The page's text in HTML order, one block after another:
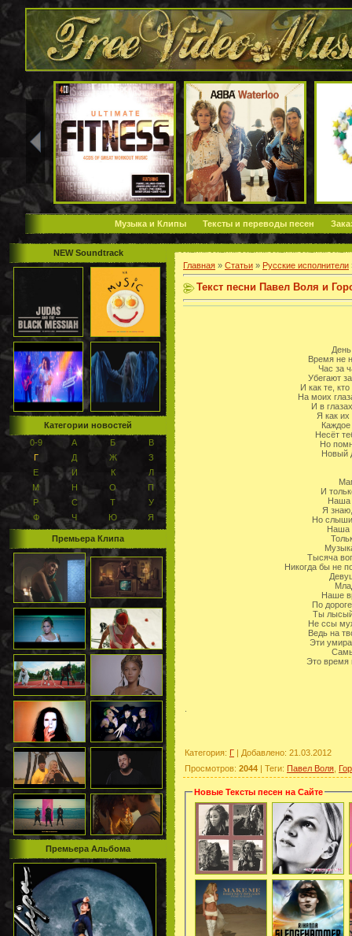
Музыка и Клипы Тексты и переводы песен
NEW Soundtrack
Категории новостей
0-9
А Б
В
Г
Д Ж
З
Е
И К
Л
М
Н О
П
Р
С Т
У
Ф
Ч Ю Я
Премьера Клипа
Премьера Альбома
Главная » Статьи » Русские исполнители
Текст песни Павел Воля и
Время не
Час за
Убегают
И как те,
На моих
И в
Я как
Несёт
Но
Новый
И
Наша
Я
Но
Наша
Тысяча
Никогда бы не
Наше
По
Ты
Не ссы
Ведь на
Эти
Это время
Категория: Г Добавлено: 21.03.2012
Просмотров: 2044 Теги: Павел Воля
Новые Тексты песен на Сайте